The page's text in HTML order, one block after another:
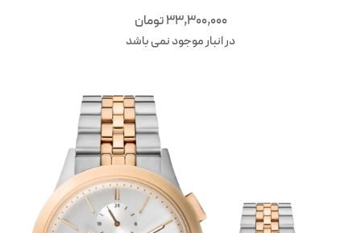
33,300,000تومان
در انبار موجود نمی باشد